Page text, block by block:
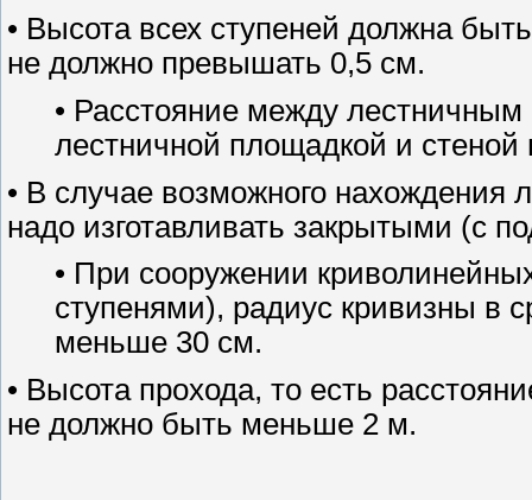
• Высота всех ступеней должна
не должно превышать 0,5 см.
• Расстояние между
лестничной площадкой и
• В случае возможного
надо изготавливать закрытыми (с
• При сооружении
ступенями), радиус кривизны в
меньше 30 см.
• Высота прохода, то есть
не должно быть меньше 2 м.